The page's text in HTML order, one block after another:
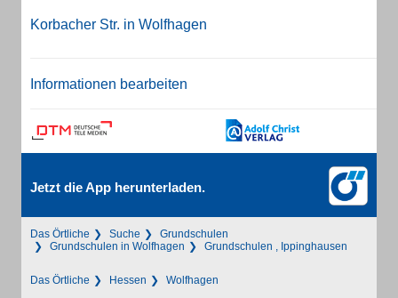
Korbacher Str. in Wolfhagen
Informationen bearbeiten
Jetzt die App herunterladen.
Das Örtliche Suche
Grundschulen
Grundschulen in Wolfhagen
Grundschulen , Ippinghausen
Das Örtliche Hessen Wolfhagen